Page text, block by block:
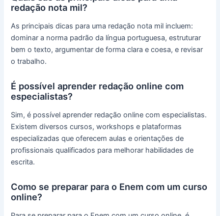
redação nota mil?
As principais dicas para uma redação nota mil incluem:
dominar a norma padrão da língua portuguesa, estruturar
bem o texto, argumentar de forma clara e coesa, e revisar
o trabalho.
É possível aprender redação online com
especialistas?
Sim, é possível aprender redação online com especialistas.
Existem diversos cursos, workshops e plataformas
especializadas que oferecem aulas e orientações de
profissionais qualificados para melhorar habilidades de
escrita.
Como se preparar para o Enem com um curso
online?